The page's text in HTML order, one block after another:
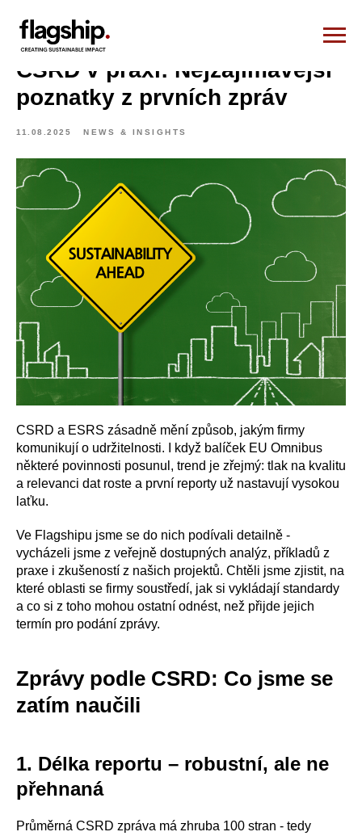
CSRD v praxi: Nejzajímavější
poznatky z prvních zpráv
11.08.2025 NEWS & INSIGHTS
CSRD a ESRS zásadně mění způsob, jakým firmy
komunikují o udržitelnosti. I když balíček EU Omnibus
některé povinnosti posunul, trend je zřejmý: tlak na kvalitu
a relevanci dat roste a první reporty už nastavují vysokou
laťku.
Ve Flagshipu jsme se do nich podívali detailně -
vycházeli jsme z veřejně dostupných analýz, příkladů z
praxe i zkušeností z našich projektů. Chtěli jsme zjistit, na
které oblasti se firmy soustředí, jak si vykládají standardy
a co si z toho mohou ostatní odnést, než přijde jejich
termín pro podání zprávy.
Zprávy podle CSRD: Co jsme se
zatím naučili
1. Délka reportu – robustní, ale ne
přehnaná
Průměrná CSRD zpráva má zhruba 100 stran - tedy